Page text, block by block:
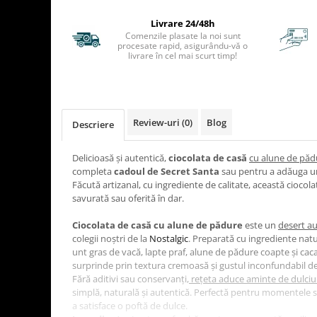
Bratari din Margele de Portelan
Bratari din Pietre Semipretioase
Bratari pentru Aromaterapie
Bratari cu Perle Naturale
Livrare 24/48h
Comenzile plasate la noi sunt
procesate rapid, asigurându-vă o
livrare în cel mai scurt timp!
Descriere Review-uri (0) Blog
Delicioasă și autentică,ciocolata de casă cu alune de
completacadoul de Secret Santa sau pentru a adăuga
Făcută artizanal, cu ingrediente de calitate, această
savurată sau oferită în dar.
Ciocolata de casă cu alune de pădure este un desert
colegii noștri de la Nostalgic. Preparată cu ingrediente
unt gras de vacă, lapte praf, alune de pădure coapte și
surprinde prin textura cremoasă și gustul inconfundabil
Fără aditivi sau conservanți, rețeta aduce aminte de
simplă, naturală și autentică. Perfectă pentru momentele
a satisface o poftă de dulce.